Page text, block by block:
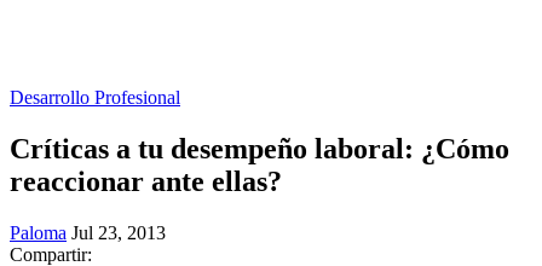
Desarrollo Profesional
Críticas a tu desempeño laboral: ¿Cómo
reaccionar ante ellas?
Paloma Jul 23, 2013
Compartir: